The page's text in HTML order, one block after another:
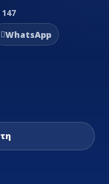
WhatsApp